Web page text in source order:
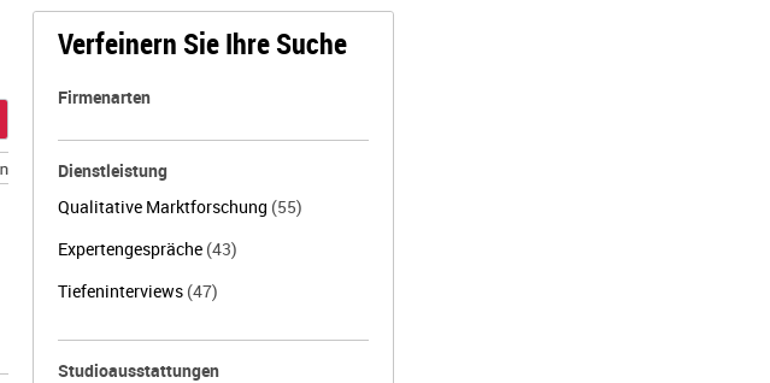
Verfeinern Sie Ihre Suche
Firmenarten
Dienstleistung
Qualitative Marktforschung (55)
Expertengespräche (43)
Tiefeninterviews (47)
Studioausstattungen